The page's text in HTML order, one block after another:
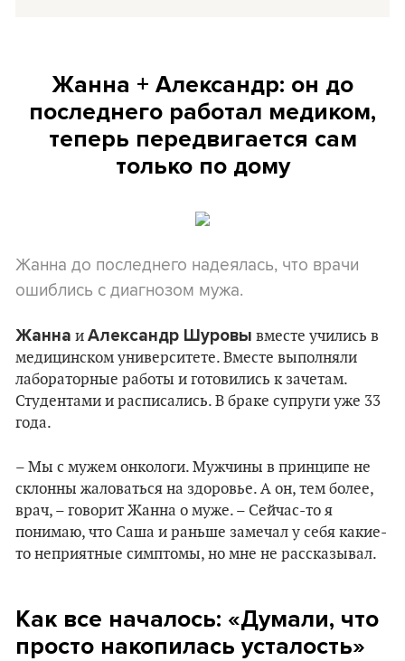
Жанна + Александр: он до
последнего работал медиком,
теперь передвигается сам
только по дому
Жанна до последнего надеялась, что врачи
ошиблись с диагнозом мужа.
Жанна и Александр Шуровы вместе учились в
медицинском университете. Вместе выполняли
лабораторные работы и готовились к зачетам.
Студентами и расписались. В браке супруги уже 33
года.
– Мы с мужем онкологи. Мужчины в принципе не
склонны жаловаться на здоровье. А он, тем более,
врач, – говорит Жанна о муже. – Сейчас-то я
понимаю, что Саша и раньше замечал у себя какие-
то неприятные симптомы, но мне не рассказывал.
Как все началось: «Думали, что
просто накопилась усталость»